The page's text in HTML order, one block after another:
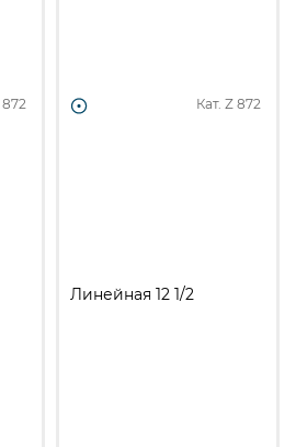
872 Кат. Z 872
Линейная 12 1/2